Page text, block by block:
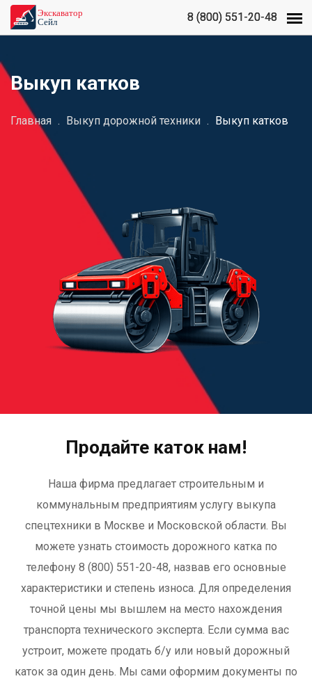
8 (800) 551-20-48
8 (800) 551-20-48
Выкуп катков
Главная . Выкуп дорожной техники . Выкуп катков
Продайте каток нам!
Наша фирма предлагает строительным и
коммунальным предприятиям услугу выкупа
спецтехники в Москве и Московской области. Вы
можете узнать стоимость дорожного катка по
телефону 8 (800) 551-20-48, назвав его основные
характеристики и степень износа. Для определения
точной цены мы вышлем на место нахождения
транспорта технического эксперта. Если сумма вас
устроит, можете продать б/у или новый дорожный
каток за один день. Мы сами оформим документы по